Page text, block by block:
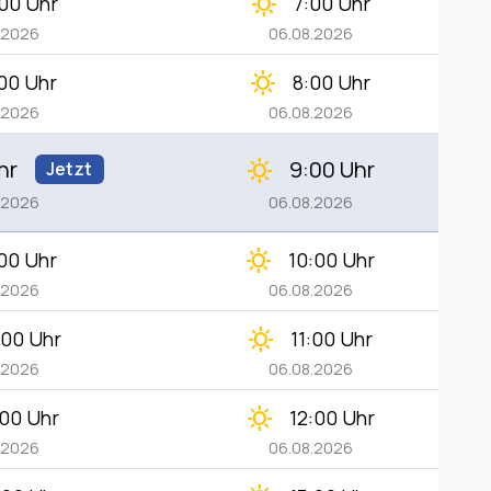
06.08.2026
Uhr clear_day 8:00 Uhr
06.08.2026
Jetzt clear_day 9:00 Uhr
06.08.2026
Uhr clear_day 10:00 Uhr
06.08.2026
Uhr clear_day 11:00 Uhr
06.08.2026
Uhr clear_day 12:00 Uhr
06.08.2026